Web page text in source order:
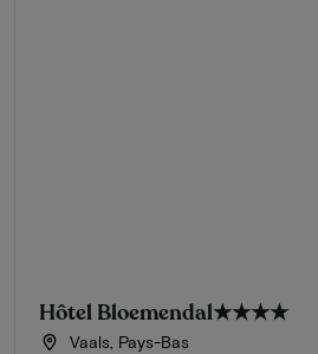
Hôtel Bloemendal★★★★
Vaals, Pays-Bas